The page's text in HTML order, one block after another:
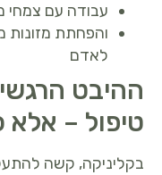
עבודה עם צמחי
והפחתת
לאדם
ההיבט
טיפול –
בקליניקה, קשה